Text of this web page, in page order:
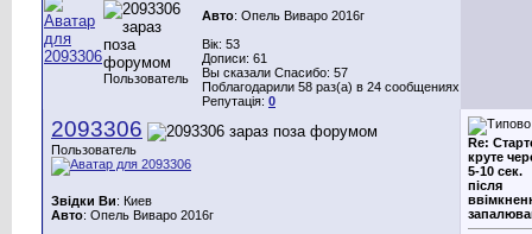
Пользователь
Авто: Опель Виваро 2016г
Вік: 53
Дописи: 61
Вы сказали Спасибо: 57
Поблагодарили 58 раз(а) в 24 сообщениях
Репутація: 0
2093306
Пользователь
Звідки Ви: Киев
Авто: Опель Виваро 2016г
Re:
круте
5-10 сек.
після